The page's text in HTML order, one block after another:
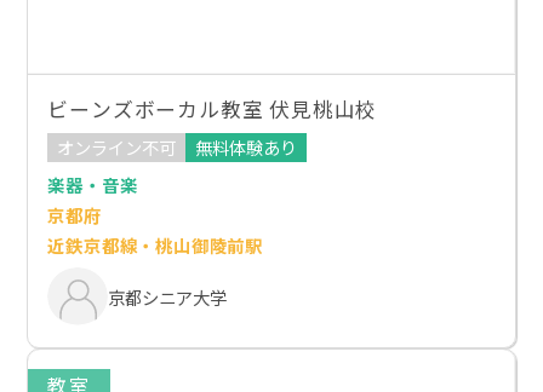
ビーンズボーカル教室 伏見桃山校
オンライン不可
無料体験あり
楽器・音楽
京都府
近鉄京都線・桃山御陵前駅
京都シニア大学
教室